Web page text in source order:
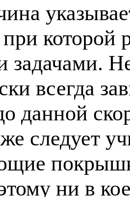
которой
задачами.
всегда
данной
следует
ни в